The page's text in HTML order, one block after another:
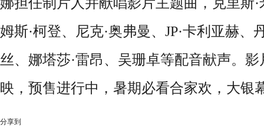
姆斯·柯登、尼克·奥弗曼、JP·卡利亚赫、
丝、娜塔莎·雷昂、吴珊卓等配音献声。
映，预售进行中，暑期必看合家欢，大银
分享到